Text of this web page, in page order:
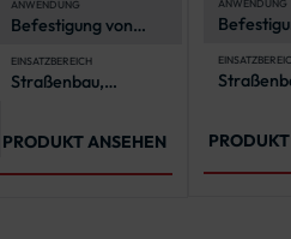
ANWENDUNG
Befestigung von
Schildern an
Rohrpfosten
EINSATZBEREICH
Straßenbau,
Außenanwendungen
PRODUKT ANSEHEN
Schildern